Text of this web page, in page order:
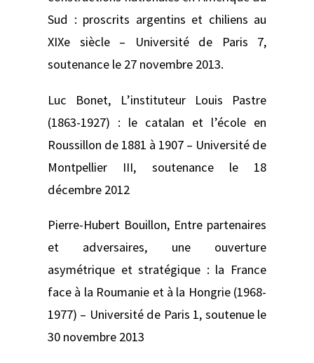
Sud : proscrits argentins et chiliens au
XIXe siècle –
Université de Paris 7,
soutenance le 27 novembre 2013.
Luc Bonet,
L’instituteur Louis Pastre
(1863-1927) : le catalan et l’école en
Roussillon de 1881 à 1907 – Université de
Montpellier III, soutenance le 18
décembre 2012
Pierre-Hubert Bouillon, Entre partenaires
et adversaires, une ouverture
asymétrique et stratégique : la France
face à la Roumanie et à la Hongrie (1968-
1977) – Université de Paris 1, soutenue le
30 novembre 2013